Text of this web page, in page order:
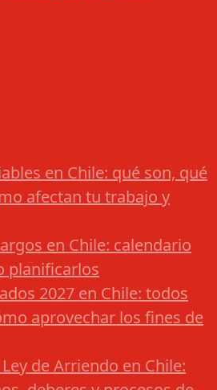
en Chile: qué son, qué
afectan tu trabajo y
en Chile: calendario
planificarlos
2027 en Chile: todos
aprovechar los fines de
de Arriendo en Chile: